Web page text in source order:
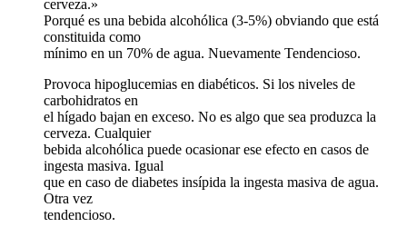
cerveza.»
Porqué es una bebida alcohólica (3-5%) obviando que está
constituida como
mínimo en un 70% de agua. Nuevamente Tendencioso.
Provoca hipoglucemias en diabéticos. Si los niveles de
carbohidratos en
el hígado bajan en exceso. No es algo que sea produzca la
cerveza. Cualquier
bebida alcohólica puede ocasionar ese efecto en casos de
ingesta masiva. Igual
que en caso de diabetes insípida la ingesta masiva de agua.
Otra vez
tendencioso.